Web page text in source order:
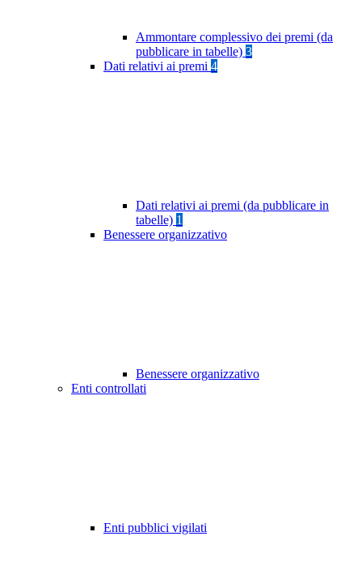
Ammontare complessivo dei premi (da
pubblicare in tabelle) 3
Dati relativi ai premi 4
Dati relativi ai premi (da pubblicare in
tabelle) 1
Benessere organizzativo
Benessere organizzativo
Enti controllati
Enti pubblici vigilati